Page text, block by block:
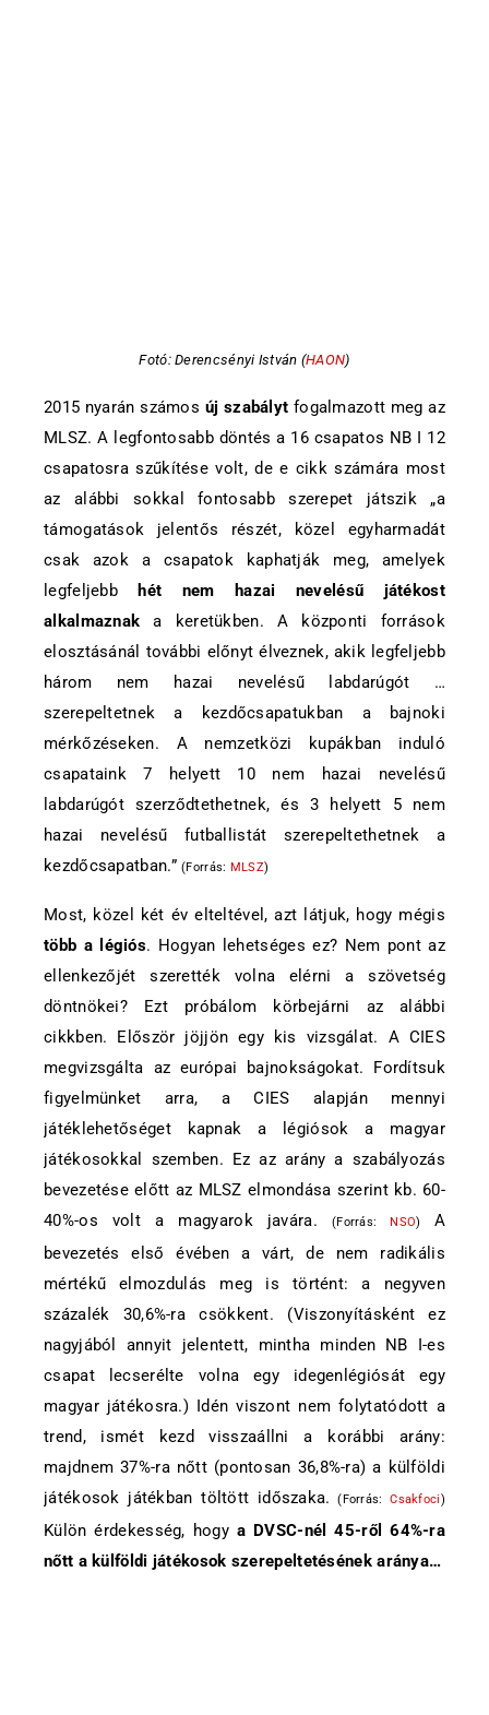
Fotó:Derencsényi István (HAON)
2015 nyarán számos új szabályt fogalmazott meg az
MLSZ. A legfontosabb döntés a 16 csapatos NB I 12
csapatosra szűkítése volt, de e cikk számára most
az alábbi sokkal fontosabb szerepet játszik „a
támogatások jelentős részét, közel egyharmadát
csak azok a csapatok kaphatják meg, amelyek
legfeljebb hét nem hazai nevelésű játékost
alkalmaznak a keretükben. A központi források
elosztásánál további előnyt élveznek, akik legfeljebb
három nem hazai nevelésű labdarúgót …
szerepeltetnek a kezdőcsapatukban a bajnoki
mérkőzéseken. A nemzetközi kupákban induló
csapataink 7 helyett 10 nem hazai nevelésű
labdarúgót szerződtethetnek, és 3 helyett 5 nem
hazai nevelésű futballistát szerepeltethetnek a
kezdőcsapatban.”(Forrás: MLSZ)
Most, közel két év elteltével, azt látjuk, hogy mégis
több a légiós. Hogyan lehetséges ez? Nem pont az
ellenkezőjét szerették volna elérni a szövetség
döntnökei? Ezt próbálom körbejárni az alábbi
cikkben. Először jöjjön egy kis vizsgálat. A CIES
megvizsgálta az európai bajnokságokat. Fordítsuk
figyelmünket arra, a CIES alapján mennyi
játéklehetőséget kapnak a légiósok a magyar
játékosokkal szemben. Ez az arány a szabályozás
bevezetése előtt az MLSZ elmondása szerint kb. 60-
40%-os volt a magyarok javára.
(Forrás:NSO) A
bevezetés első évében a várt, de nem radikális
mértékű elmozdulás meg is történt: a negyven
százalék 30,6%-ra csökkent. (Viszonyításként ez
nagyjából annyit jelentett, mintha minden NB I-es
csapat lecserélte volna egy idegenlégiósát egy
magyar játékosra.) Idén viszont nem folytatódott a
trend, ismét kezd visszaállni a korábbi arány:
majdnem 37%-ra nőtt (pontosan 36,8%-ra) a külföldi
játékosok játékban töltött időszaka.
(Forrás:Csakfoci)
Külön érdekesség, hogy a DVSC-nél 45-ről 64%-ra
nőtt a külföldi játékosok szerepeltetésének aránya…